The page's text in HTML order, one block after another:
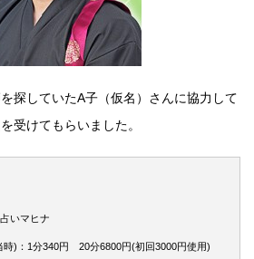
探していたA子（仮名）さんに協力して
受けてもらいました。
いマヒナ
)：1分340円 20分6800円(初回3000円使用)